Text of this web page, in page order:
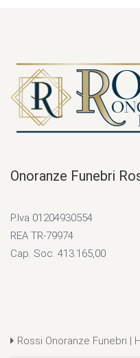
Onoranze Funebri
P.Iva 01204930554
REA TR-79974
Cap. Soc. 413.165,00
Rossi Onoranze Funebri |